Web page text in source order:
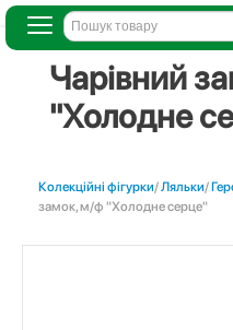
Чарівний
"Холодне
Колекційні фігурки/Ляльки/
замок, м/ф "Холодне серце"